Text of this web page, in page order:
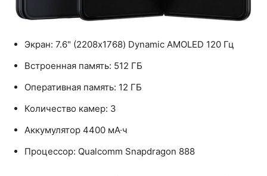
Экран: 7.6" (2208x1768) Dynamic AMOLED 120 Гц
Встроенная память: 512 ГБ
Оперативная память: 12 ГБ
Количество камер: 3
Аккумулятор 4400 мА·ч
Процессор: Qualcomm Snapdragon 888